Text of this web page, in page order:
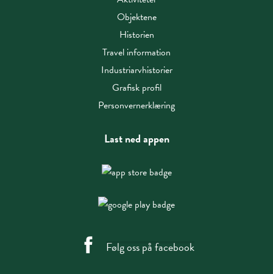
Objektene
Historien
Travel information
Industriarvhistorier
Grafisk profil
Personvernerklæring
Last ned appen
Følg oss på facebook